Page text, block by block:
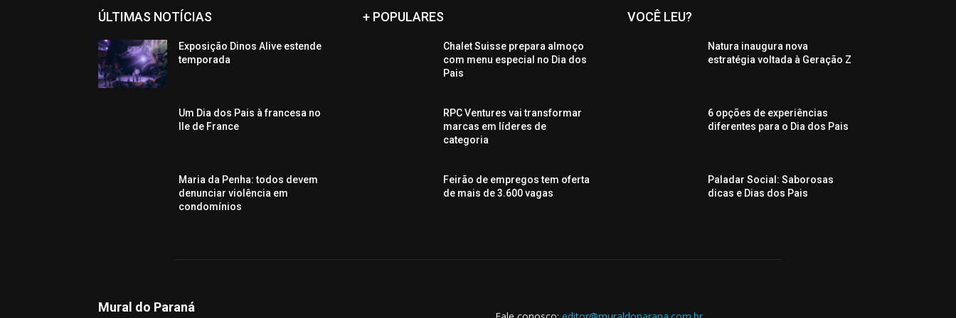
ÚLTIMAS NOTÍCIAS
Exposição Dinos Alive estende
temporada
Um Dia dos Pais à francesa no
Ile de France
Maria da Penha: todos devem
denunciar violência em
condomínios
+ POPULARES
Chalet Suisse prepara almoço
com menu especial no Dia dos
Pais
RPC Ventures vai transformar
marcas em líderes de
categoria
Feirão de empregos tem oferta
de mais de 3.600 vagas
VOCÊ LEU?
Natura inaugura nova
estratégia voltada à Geração Z
6 opções de experiências
diferentes para o Dia dos Pais
Paladar Social: Saborosas
dicas e Dias dos Pais
Mural do Paraná